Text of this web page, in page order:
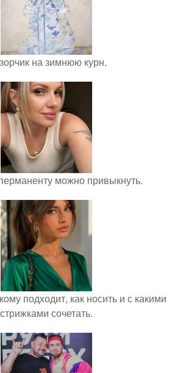
на зимнюю курн.
можно привыкнуть.
подходит, как носить и с какими
стрижками сочетать.